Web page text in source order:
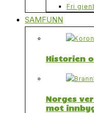
Fri
SAMFUNN
Historien
Norges
mot